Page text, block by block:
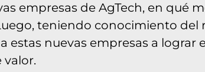
empresas de AgTech, en qué
teniendo conocimiento
estas nuevas empresas a
valor.